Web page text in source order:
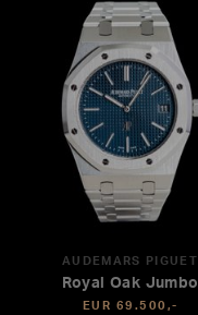
AUDEMARS PIGUET
Royal Oak Jumbo
EUR 69.500,-